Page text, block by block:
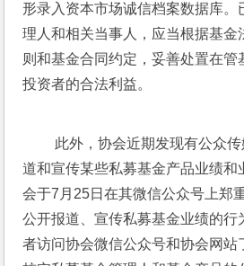
形录入资本市场诚信档案数据库。
理人和相关当事人，应当根据基金
则和基金合同约定，妥善处置在管
投资者的合法利益。
道和宣传某些私募基金产品业绩和
会于7月25日在其微信公众号上郑
公开报道、宣传私募基金业绩的行
者访问协会微信公众号和协会网站